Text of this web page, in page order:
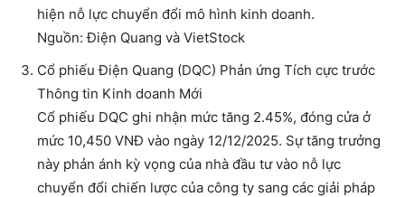
hiện nỗ lực chuyển đổi mô hình kinh doanh.
Nguồn: Điện Quang và VietStock
Cổ phiếu Điện Quang (DQC) Phản ứng Tích cực trước
Thông tin Kinh doanh Mới
Cổ phiếu DQC ghi nhận mức tăng 2.45%, đóng cửa ở
mức 10,450 VNĐ vào ngày 12/12/2025. Sự tăng trưởng
này phản ánh kỳ vọng của nhà đầu tư vào nỗ lực
chuyển đổi chiến lược của công ty sang các giải pháp